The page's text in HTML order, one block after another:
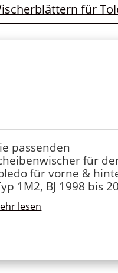
für
passenden
für
für vorne &
1M2, BJ 1998 bis
lesen